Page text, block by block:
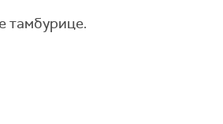
тамбурице.